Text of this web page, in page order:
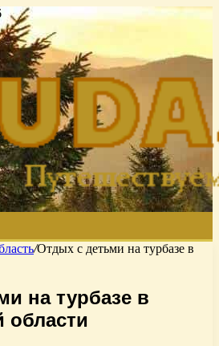
/Отдых с детьми на турбазе в
на турбазе в
области